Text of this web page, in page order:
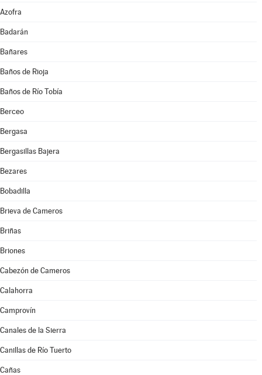
Azofra
Badarán
Bañares
Baños de Rioja
Baños de Río Tobía
Berceo
Bergasa
Bergasillas Bajera
Bezares
Bobadilla
Brieva de Cameros
Briñas
Briones
Cabezón de Cameros
Calahorra
Camprovín
Canales de la Sierra
Canillas de Río Tuerto
Cañas